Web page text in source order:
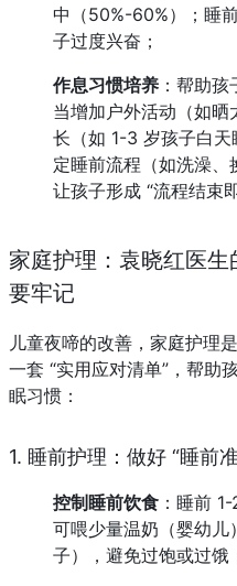
中（50%-60%）；睡
子过度兴奋；
作息习惯培养 ：帮助
当增加户外活动（如
长（如 1-3 岁孩子白
定睡前流程（如洗澡、
让孩子形成 “流程结束
家庭护理：袁晓红医生
要牢记
儿童夜啼的改善，家庭护理
一套 “实用应对清单”，帮助
眠习惯：
1. 睡前护理：做好 “睡前
控制睡前饮食 ：睡前
可喂少量温奶（婴幼儿
子），避免过饱或过饿